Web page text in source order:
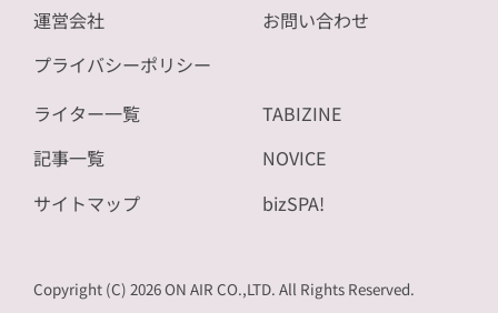
運営会社
プライバシーポリシー
お問い合わせ
ライター一覧
記事一覧
サイトマップ
TABIZINE
NOVICE
bizSPA!
Copyright (C) 2026 ON AIR CO.,LTD. All Rights Reserved.